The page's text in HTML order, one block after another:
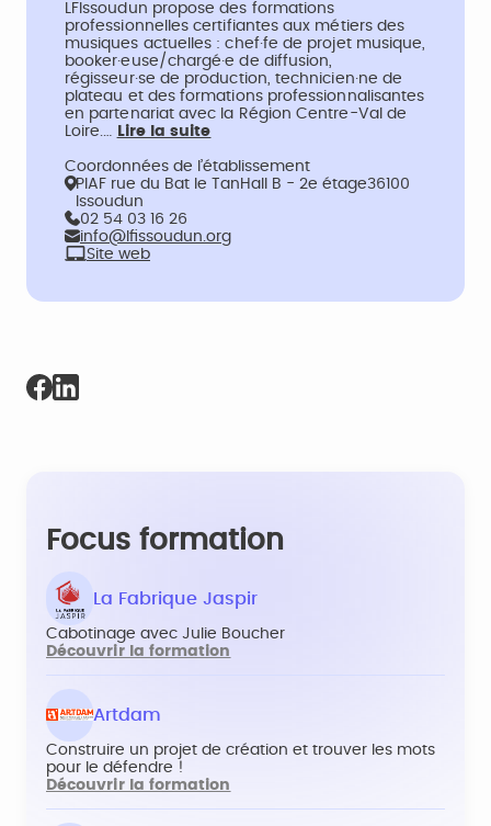
LFIssoudun propose des formations
professionnelles certifiantes aux métiers des
musiques actuelles : chef·fe de projet musique,
booker·euse/chargé·e de diffusion,
régisseur·se de production, technicien·ne de
plateau et des formations professionnalisantes
en partenariat avec la Région Centre-Val de
Loire.… Lire la suite
Coordonnées de l’établissement
PIAF rue du Bat le TanHall B - 2e étage36100
Issoudun
02 54 03 16 26
info@lfissoudun.org
Site web
Focus formation
La Fabrique Jaspir
Cabotinage avec Julie Boucher
Découvrir la formation
Artdam
Construire un projet de création et trouver les mots
pour le défendre !
Découvrir la formation